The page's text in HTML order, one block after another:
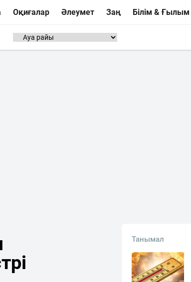
Оқиғалар Әлеумет Заң Білім & Ғылым
Танымал